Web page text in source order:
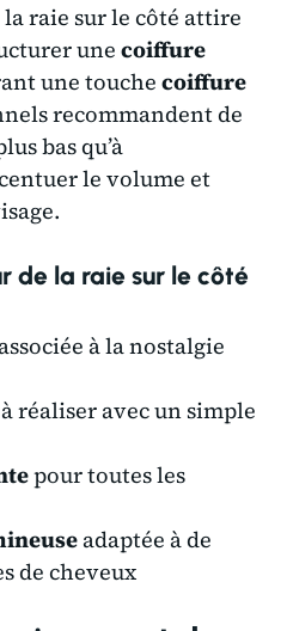
raie sur le côté attire
une coiffure
une touche coiffure
recommandent de
bas qu’à
le volume et
de la raie sur le côté
à la nostalgie
réaliser avec un simple
pour toutes les
adaptée à de
de cheveux